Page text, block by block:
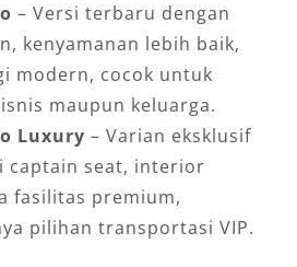
– Versi terbaru dengan
kenyamanan lebih baik,
modern, cocok untuk
maupun keluarga.
Luxury – Varian eksklusif
captain seat, interior
fasilitas premium,
pilihan transportasi VIP.